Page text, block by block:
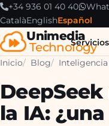
+34 936 01 40 40
CatalàEnglishEspañol
Unimedia
Technology
Servicios
Inicio Blog
la IA: